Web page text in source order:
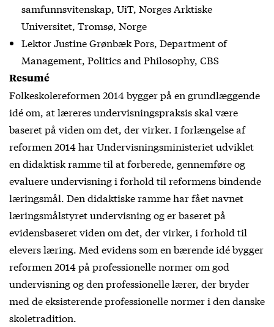
samfunnsvitenskap, UiT, Norges Arktiske
Universitet, Tromsø, Norge
Lektor Justine Grønbæk Pors, Department of
Management, Politics and Philosophy, CBS
Resumé
Folkeskolereformen 2014 bygger på en grundlæggende
idé om, at læreres undervisningspraksis skal være
baseret på viden om det, der virker. I forlængelse af
reformen 2014 har Undervisningsministeriet udviklet
en didaktisk ramme til at forberede, gennemføre og
evaluere undervisning i forhold til reformens bindende
læringsmål. Den didaktiske ramme har fået navnet
læringsmålstyret undervisning og er baseret på
evidensbaseret viden om det, der virker, i forhold til
elevers læring. Med evidens som en bærende idé bygger
reformen 2014 på professionelle normer om god
undervisning og den professionelle lærer, der bryder
med de eksisterende professionelle normer i den danske
skoletradition.